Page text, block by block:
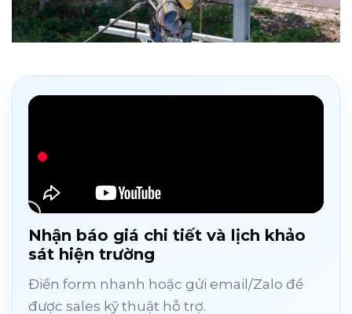
Nhận báo giá chi tiết và lịch khảo
sát hiện trường
Điền form nhanh hoặc gửi email/Zalo để
được sales kỹ thuật hỗ trợ.